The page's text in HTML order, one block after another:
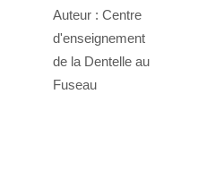
Auteur : Centre
d'enseignement
de la Dentelle au
Fuseau